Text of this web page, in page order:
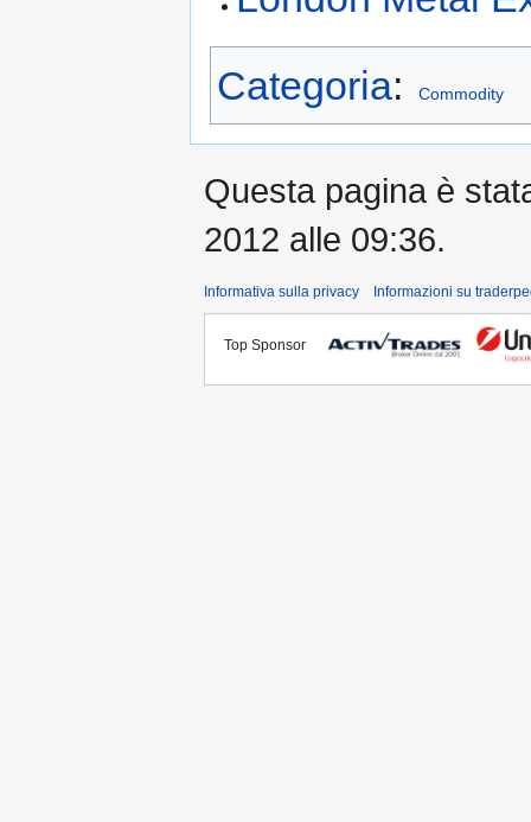
Categoria: Commodity
Questa pagina è
2012 alle 09:36.
Informativa sulla privacy Informazioni su
Top Sponsor